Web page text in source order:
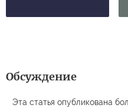
Обсуждение
Эта статья опубликована